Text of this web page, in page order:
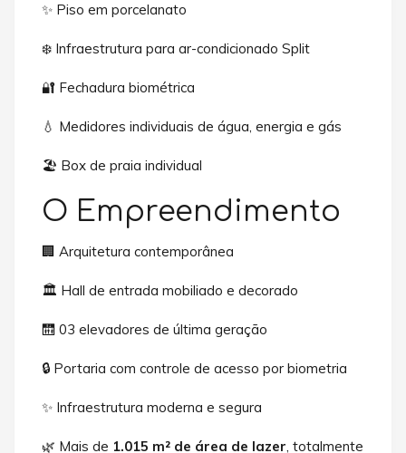
✨ Piso em porcelanato
❄️ Infraestrutura para ar-condicionado Split
🔐 Fechadura biométrica
💧 Medidores individuais de água, energia e gás
🏖️ Box de praia individual
O Empreendimento
🏢 Arquitetura contemporânea
🏛️ Hall de entrada mobiliado e decorado
🛗 03 elevadores de última geração
🔒 Portaria com controle de acesso por biometria
✨ Infraestrutura moderna e segura
🌿 Mais de 1.015 m² de área de lazer, totalmente